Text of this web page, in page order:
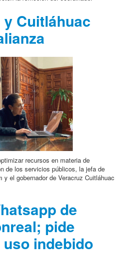
Cuitláhuac
recursos en materia de
de los servicios públicos, la jefa de
y el gobernador de Veracruz Cuitláhuac
de
pide
indebido